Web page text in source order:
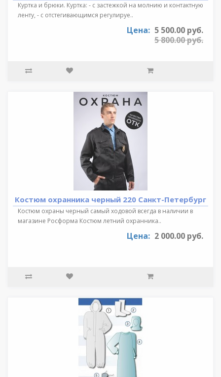
Куртка и брюки. Куртка: - с застежкой на молнию и контактную
ленту, - с отстегивающимся регулируе..
Цена: 5 500.00 руб.
5 800.00 руб.
Костюм охранника черный 220 Санкт-Петербург
Костюм охраны черный самый ходовой всегда в наличии в
магазине Росформа Костюм летний охранника..
Цена: 2 000.00 руб.